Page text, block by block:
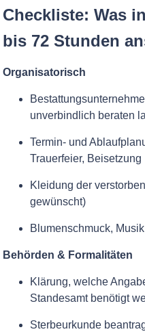
Checkliste: Was
bis 72 Stunden
Organisatorisch
unverbindlich beraten
Termin- und
Trauerfeier, Beisetzung
Kleidung der
gewünscht)
Blumenschmuck,
Behörden & Formalitäten
Klärung, welche
Standesamt benötigt
Sterbeurkunde